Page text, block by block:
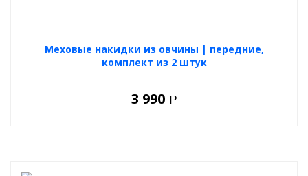
Меховые накидки из овчины | передние,
комплект из 2 штук
3 990 Р